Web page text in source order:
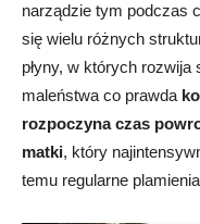
narządzie tym podczas
się wielu różnych
płyny, w których
maleństwa co prawda
rozpoczyna czas
matki, który
temu regularne